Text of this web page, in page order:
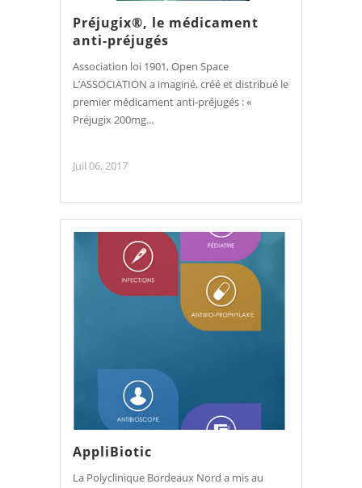
Préjugix®, le médicament
anti-préjugés
Association loi 1901, Open Space
L’ASSOCIATION a imaginé, créé et distribué le
premier médicament anti-préjugés : «
Préjugix 200mg...
Juil 06, 2017
AppliBiotic
La Polyclinique Bordeaux Nord a mis au